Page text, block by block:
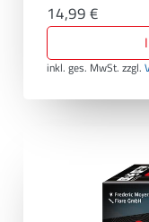
14,99 €
inkl. ges. MwSt. zzgl.